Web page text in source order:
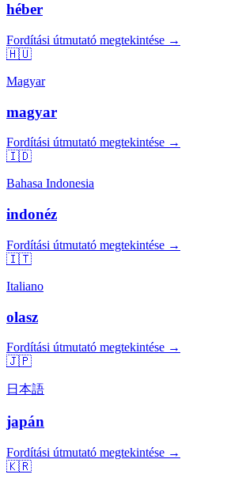
héber
Fordítási útmutató megtekintése →
🇭🇺
Magyar
magyar
Fordítási útmutató megtekintése →
🇮🇩
Bahasa Indonesia
indonéz
Fordítási útmutató megtekintése →
🇮🇹
Italiano
olasz
Fordítási útmutató megtekintése →
🇯🇵
日本語
japán
Fordítási útmutató megtekintése →
🇰🇷